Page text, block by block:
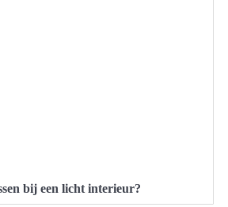
bij een licht interieur?